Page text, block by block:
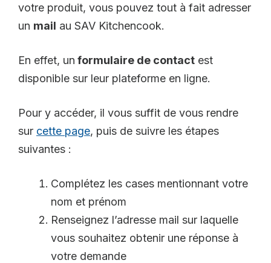
votre produit, vous pouvez tout à fait adresser
un mail au SAV Kitchencook.
En effet, un formulaire de contact est
disponible sur leur plateforme en ligne.
Pour y accéder, il vous suffit de vous rendre
sur cette page, puis de suivre les étapes
suivantes :
Complétez les cases mentionnant votre
nom et prénom
Renseignez l’adresse mail sur laquelle
vous souhaitez obtenir une réponse à
votre demande